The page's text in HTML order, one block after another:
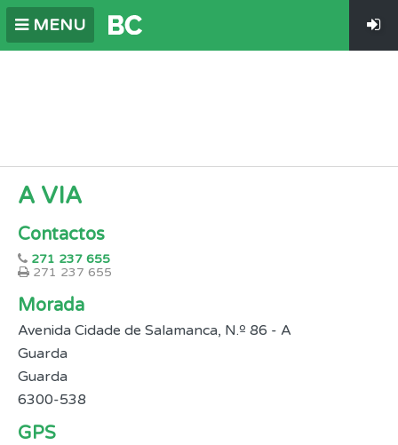
MENU
A VIA
Contactos
271 237 655
271 237 655
Morada
Avenida Cidade de Salamanca, N.º 86 - A
Guarda
Guarda
6300-538
GPS